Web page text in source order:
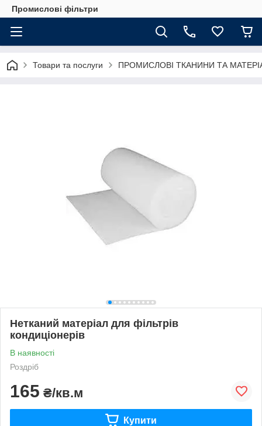
Промислові фільтри
Товари та послуги ПРОМИСЛОВІ ТКАНИНИ ТА
Нетканий матеріал для фільтрів
кондиціонерів
В наявності
Роздріб
165 ₴/кв.м
Купити